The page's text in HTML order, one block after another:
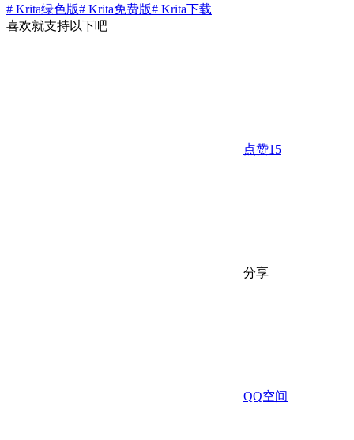
# Krita绿色版# Krita免费版# Krita下载
喜欢就支持以下吧
点赞15
分享
QQ空间